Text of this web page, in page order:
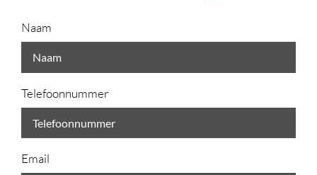
Naam
Telefoonnummer
Email